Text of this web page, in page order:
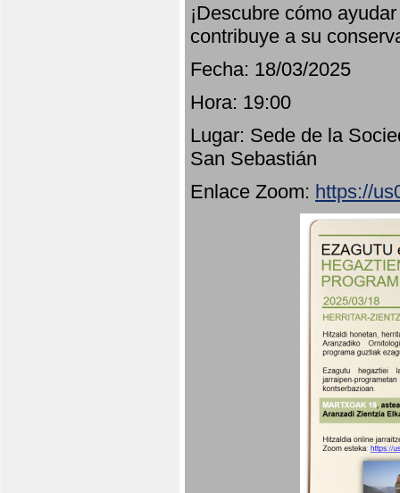
¡Descubre cómo
contribuye a su
Fecha: 18/03/2025
Hora: 19:00
Lugar: Sede de la
San Sebastián
Enlace Zoom: https://